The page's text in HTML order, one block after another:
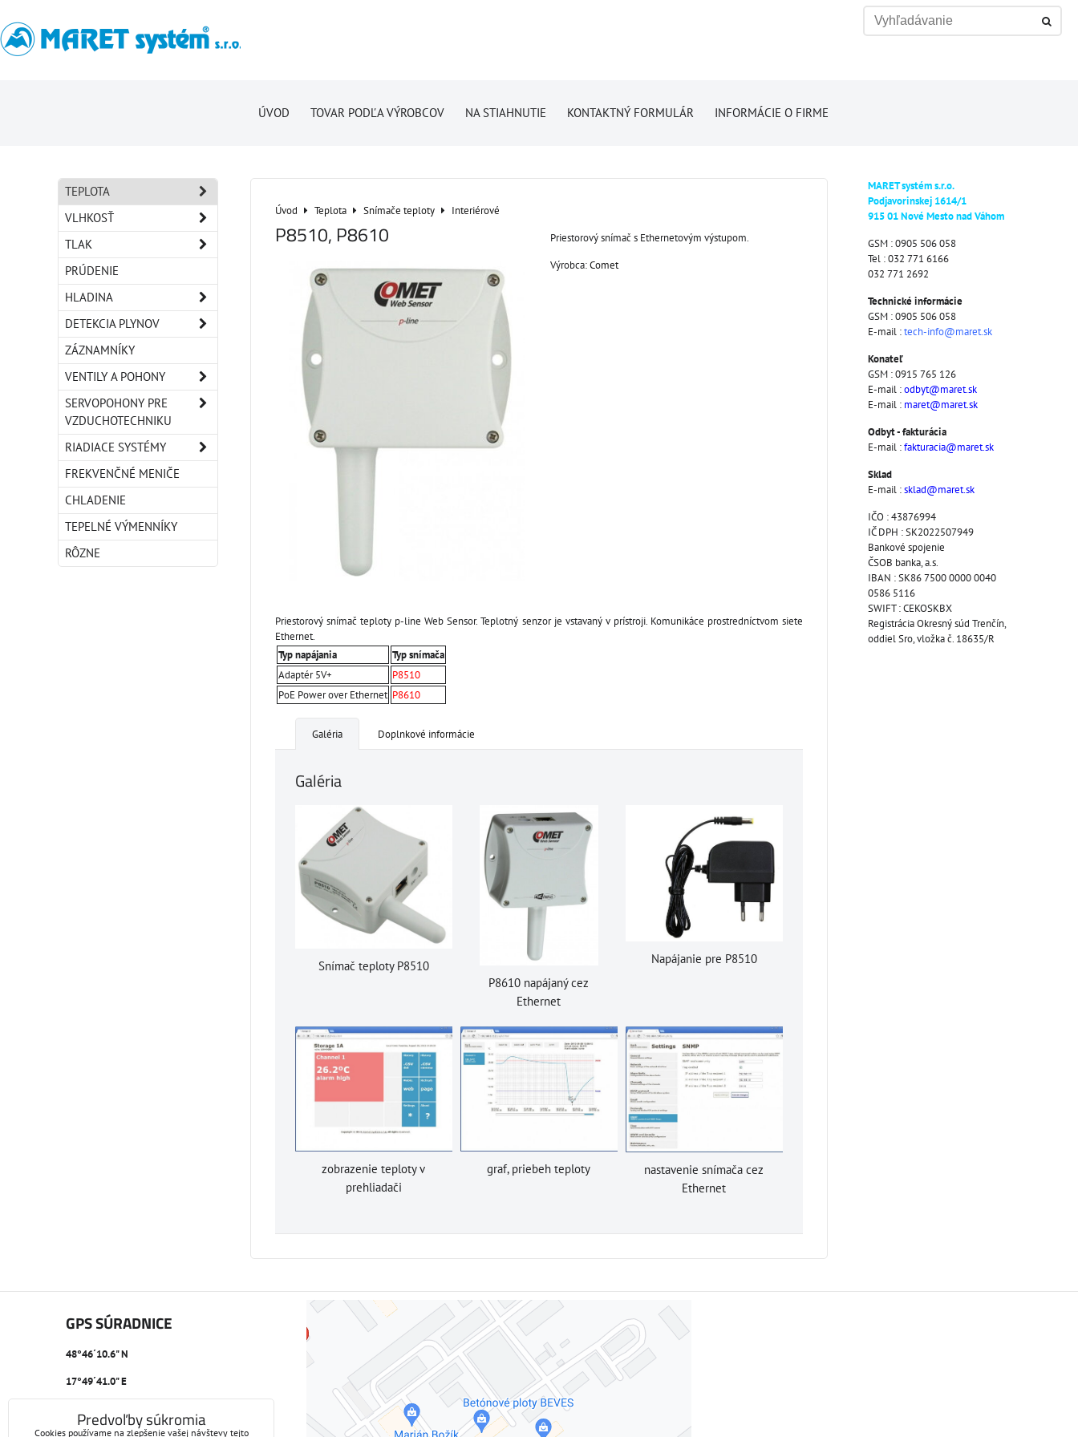
ÚVOD TOVAR PODĽA VÝROBCOV NA STIAHNUTIE KONTAKTNÝ FORMULÁR INFORMÁCIE O FIRME
Úvod Teplota Snímače teploty Interiérové
P8510, P8610
Priestorový snímač s Ethernetovým výstupom.
Výrobca:Comet
Priestorový snímač teploty p-line Web Sensor. Teplotný senzor je vstavaný v prístroji. Komunikáce prostredníctvom siete
Ethernet.
Typ napájania
Typ snímača
Adaptér 5V+
P8510
PoE Power over Ethernet P8610
Galéria Doplnkové informácie
Galéria
Snímač teploty P8510
P8610 napájaný cez
Ethernet
Napájanie pre P8510
zobrazenie teploty v
prehliadači
graf, priebeh teploty
nastavenie snímača cez
Ethernet
TEPLOTA
VLHKOSŤ
TLAK
PRÚDENIE
HLADINA
DETEKCIA PLYNOV
ZÁZNAMNÍKY
VENTILY A POHONY
SERVOPOHONY PRE
VZDUCHOTECHNIKU
RIADIACE SYSTÉMY
FREKVENČNÉ MENIČE
CHLADENIE
TEPELNÉ VÝMENNÍKY
RÔZNE
MARET systém s.r.o.
Podjavorinskej 1614/1
915 01 Nové Mesto nad Váhom
GSM : 0905 506 058
Tel : 032 771 6166
032 771 2692
Technické informácie
GSM : 0905 506 058
E-mail :tech-info@maret.sk
Konateľ
GSM : 0915 765 126
E-mail :odbyt@maret.sk
E-mail : maret@maret.sk
Odbyt - fakturácia
E-mail :fakturacia@maret.sk
Sklad
E-mail :sklad@maret.sk
IČO : 43876994
IČ DPH : SK2022507949
Bankové spojenie
ČSOB banka, a.s.
IBAN : SK86 7500 0000 0040
0586 5116
SWIFT : CEKOSKBX
Registrácia Okresný súd Trenčín,
oddiel Sro, vložka č. 18635/R
GPS SÚRADNICE
48°46´10.6" N
17°49´41.0" E
Externý obsah je blokovaný Voľbami súkromia
Prajete si načítať externý obsah?
Povoliť tentokrát
Predvoľby súkromia
Cookies používame na zlepšenie vašej návštevy tejto